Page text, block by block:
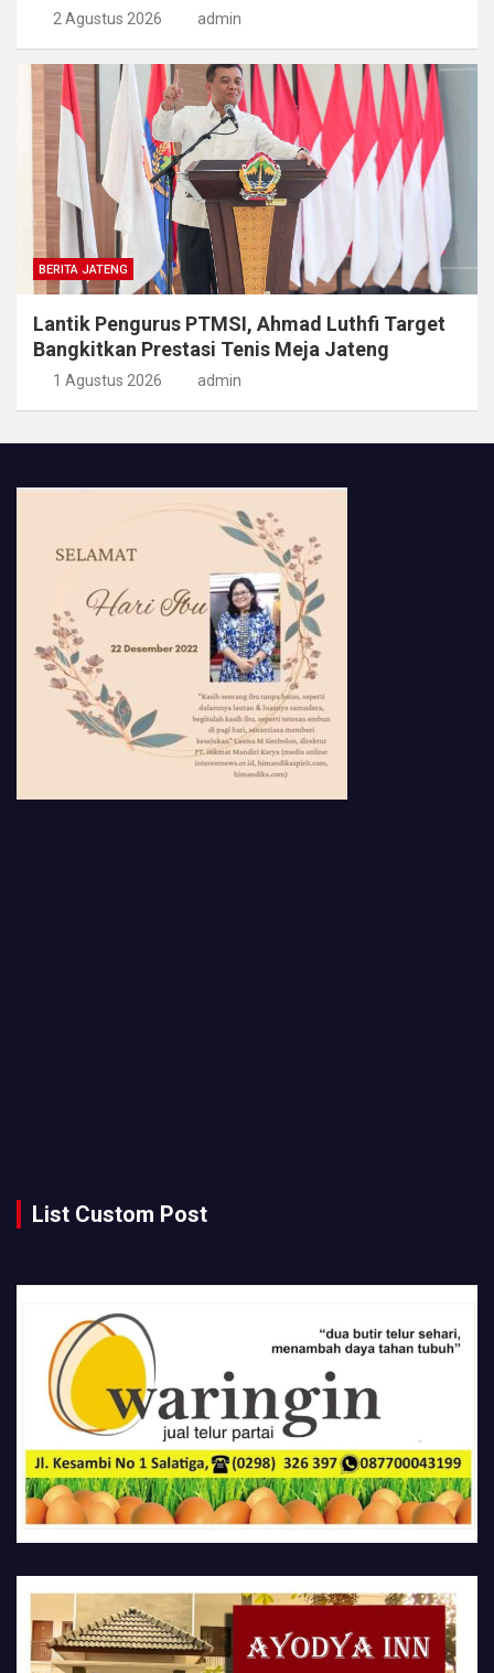
2 Agustus 2026 admin
BERITA JATENG
Lantik Pengurus PTMSI, Ahmad Luthfi Target
Bangkitkan Prestasi Tenis Meja Jateng
1 Agustus 2026 admin
List Custom Post